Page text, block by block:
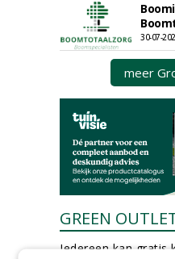
30-07-
meer
GREEN
Iedereen kan gratis